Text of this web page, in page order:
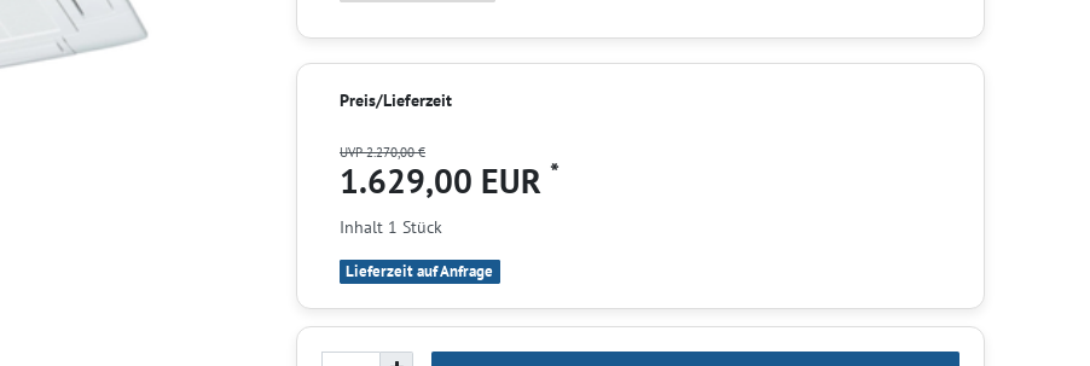
Preis/Lieferzeit
UVP 2.270,00 €
1.629,00 EUR *
Inhalt 1 Stück
Lieferzeit auf Anfrage